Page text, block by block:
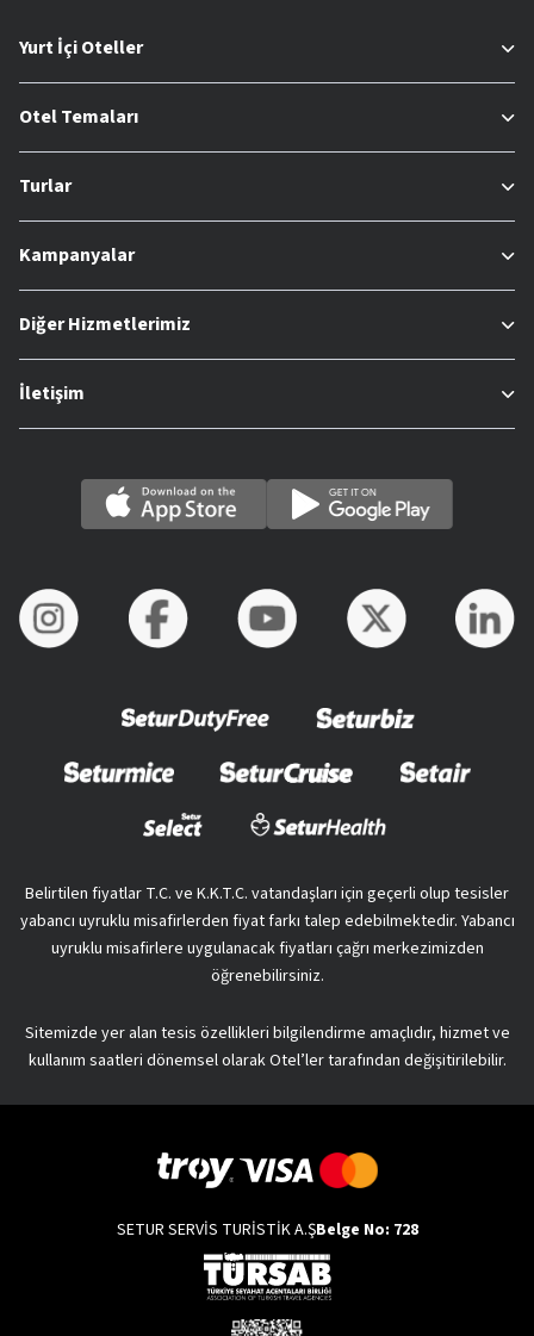
Yurt İçi Oteller
Otel Temaları
Turlar
Kampanyalar
Diğer Hizmetlerimiz
İletişim
Belirtilen fiyatlar T.C. ve K.K.T.C. vatandaşları için geçerli olup tesisler
yabancı uyruklu misafirlerden fiyat farkı talep edebilmektedir. Yabancı
uyruklu misafirlere uygulanacak fiyatları çağrı merkezimizden
öğrenebilirsiniz.
Sitemizde yer alan tesis özellikleri bilgilendirme amaçlıdır, hizmet ve
kullanım saatleri dönemsel olarak Otel’ler tarafından değişitirilebilir.
SETUR SERVİS TURİSTİK A.ŞBelge No: 728